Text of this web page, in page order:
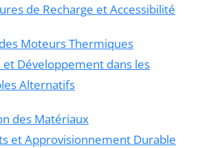
de Recharge et Accessibilité
Moteurs Thermiques
et Développement dans les
Alternatifs
des Matériaux
et Approvisionnement Durable